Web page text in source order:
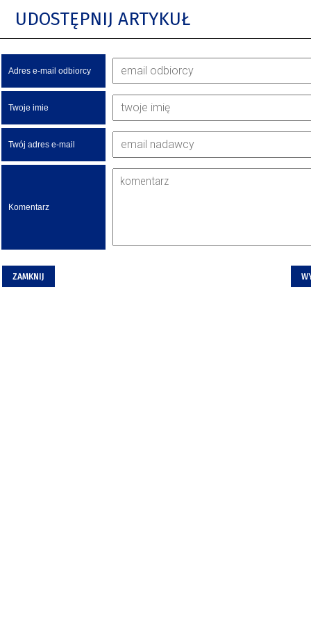
UDOSTĘPNIJ ARTYKUŁ
Adres e-mail odbiorcy
Twoje imie
Twój adres e-mail
Komentarz